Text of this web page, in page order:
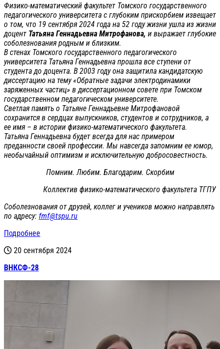
Физико-математический факультет Томского государственного
педагогического университета с глубоким прискорбием извещает
о том, что 19 сентября 2024 года на 52 году жизни ушла из жизни
доцент Татьяна Геннадьевна Митрофанова, и выражает глубокие
соболезнования родным и близким.
В стенах Томского государственного педагогического
университета Татьяна Геннадьевна прошла все ступени от
студента до доцента. В 2003 году она защитила кандидатскую
диссертацию на тему «Обратные задачи электродинамики
заряженных частиц» в диссертационном совете при Томском
государственном педагогическом университете.
Светлая память о Татьяне Геннадьевне Митрофановой
сохранится в сердцах выпускников, студентов и сотрудников, а
ее имя – в истории физико-математического факультета.
Татьяна Геннадьевна будет всегда для нас примером
преданности своей профессии. Мы навсегда запомним ее юмор,
необычайный оптимизм и исключительную добросовестность.
Помним. Любим. Благодарим. Скорбим
Коллектив физико-математического факультета ТГПУ
Соболезнования от друзей, коллег и учеников можно направлять
по адресу: fmf@tspu.ru
Подробнее
20 сентября 2024
ВНКСФ-28